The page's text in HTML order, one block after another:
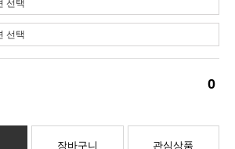
0
장바구니 관심상품